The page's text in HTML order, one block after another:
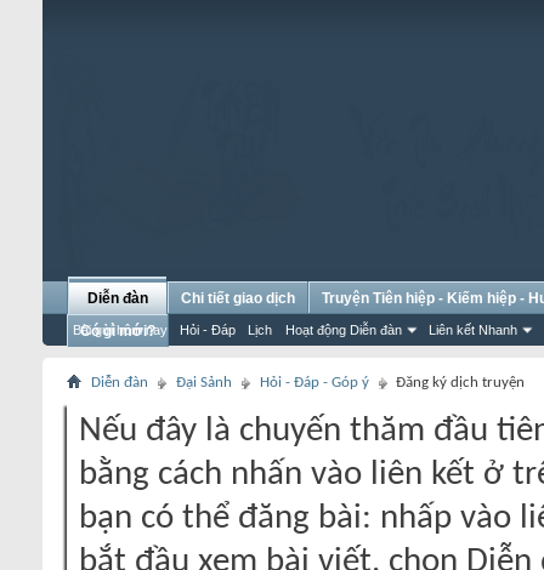
Diễn đàn
Bài gửi hôm nay Hỏi - Đáp Lịch Hoạt động Diễn đàn Liên kết Nhanh
Chi tiết giao dịch
Truyện Tiên hiệp - Kiếm hiệp -
Có gì mới?
Diễn đàn Đại Sảnh Hỏi - Đáp - Góp ý Đăng ký dịch truyện
Nếu đây là chuyến thăm đầu
bằng cách nhấn vào liên kết ở
bạn có thể đăng bài: nhấp vào
bắt đầu xem bài viết, chọn